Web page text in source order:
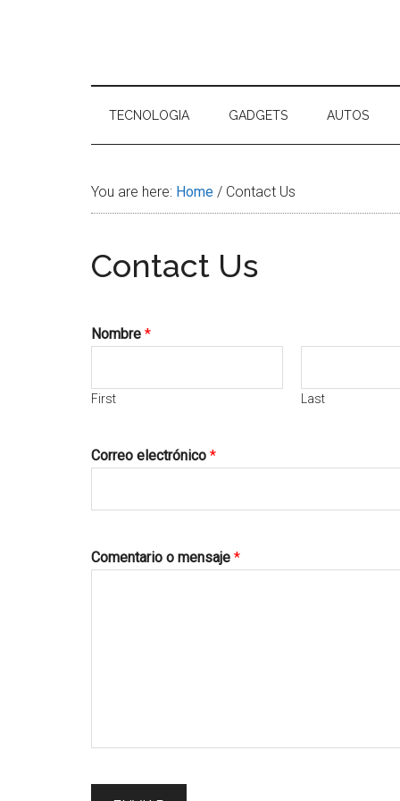
Tu
TECNOLOGIA GADGETS AUTOS
You are here: Home / Contact Us
Contact Us
Nombre *
First Last
Correo electrónico *
Comentario o mensaje *